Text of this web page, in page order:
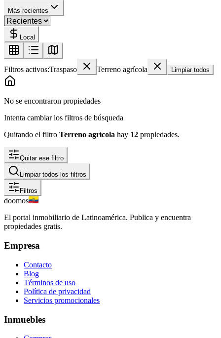
Más recientes
Local
Filtros activos:Traspaso Terreno agrícola Limpiar todos
No se encontraron propiedades
Intenta cambiar los filtros de búsqueda
Quitando el filtro Terreno agrícola hay 12 propiedades.
Quitar ese filtro
Limpiar todos los filtros
Filtros
doomos
El portal inmobiliario de Latinoamérica. Publica y encuentra
propiedades gratis.
Empresa
Contacto
Blog
Términos de uso
Política de privacidad
Servicios promocionales
Inmuebles